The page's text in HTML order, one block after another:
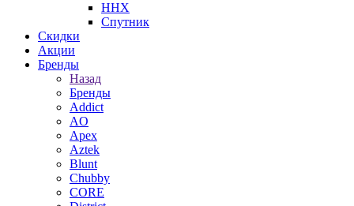
ННХ
Спутник
Скидки
Акции
Бренды
Назад
Бренды
Addict
AO
Apex
Aztek
Blunt
Chubby
CORE